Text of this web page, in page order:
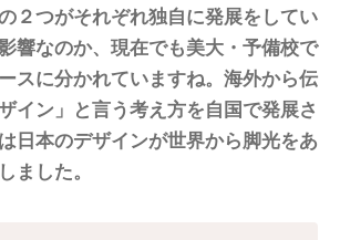
２つがそれぞれ独自に発展をしてい
響なのか、現在でも美大・予備校で
スに分かれていますね。海外から伝
イン」と言う考え方を自国で発展さ
日本のデザインが世界から脚光をあ
ました。